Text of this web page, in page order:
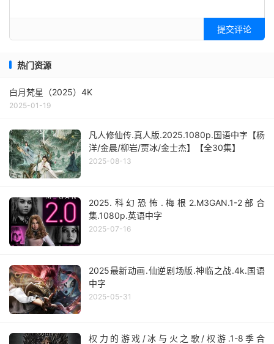
提交评论
热门资源
白月梵星（2025）4K
2025-01-19
凡人修仙传.真人版.2025.1080p.国语中字【杨
洋/金晨/柳岩/贾冰/金士杰】【全30集】
2025-08-13
2025.科幻恐怖.梅根2.M3GAN.1-2部合
集.1080p.英语中字
2025-07-16
2025最新动画.仙逆剧场版.神临之战.4k.国语
中字
2025-05-31
权力的游戏/冰与火之歌/权游.1-8季合